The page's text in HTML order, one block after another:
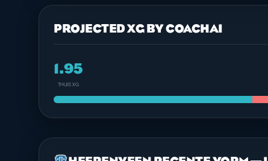
PROJECTED XG BY COACHAI
1.95
THUIS XG